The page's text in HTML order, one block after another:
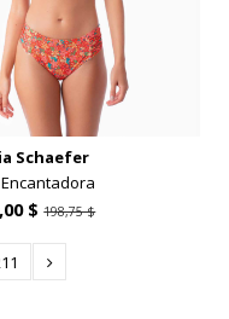
Schaefer
$198,75 $